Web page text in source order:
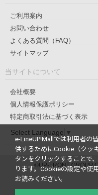
ご利用案内
お問い合わせ
よくある質問（FAQ）
サイトマップ
当サイトについて
会社概要
個人情報保護ポリシー
特定商取引法に基づく表示
Select Language ▼
©UP-FRONT GROUP
e-LineUP!Mallでは利用者の
供するためにCookie（クッ
タンをクリックすることで
ります。Cookieの設定や使
お読みください。